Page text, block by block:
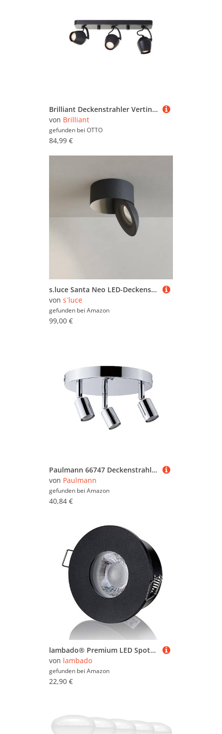
Brilliant Deckenstrahler Vertino, LED wechselbar, Warmweiß, GU10, 350 lm, 3000 K, dimmbar
von Brilliant
gefunden bei OTTO
84,99 €
s.luce Santa Neo LED-Deckenstrahler schwenkbar dimmbar Deckenlampe Deckenleuchte, Farbe:Schwarz, Lichtfarbe:Neutralweiß (4000K)
von s`luce
gefunden bei Amazon
99,00 €
Paulmann 66747 Deckenstrahler Carolina IP44 GU10 230V max. 3x10W dimmbar Chrom dreiflammiges Spotlight
von Paulmann
gefunden bei Amazon
40,84 €
lambado® Premium LED Spots IP65 Flach für Badezimmer in Schwarz - Moderne Deckenstrahler/Einbaustrahler für Außen inkl. 230V 5W Strahler warmweiß dimmbar - Hell & Sparsam
von lambado
gefunden bei Amazon
22,90 €